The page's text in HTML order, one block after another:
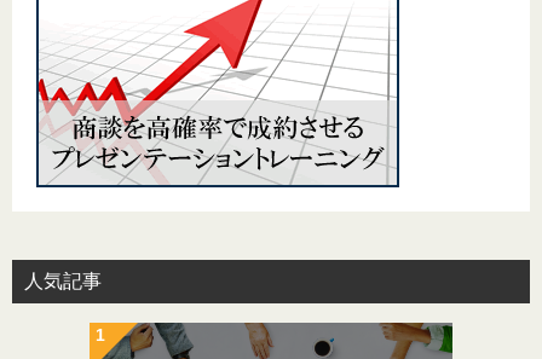
人気記事